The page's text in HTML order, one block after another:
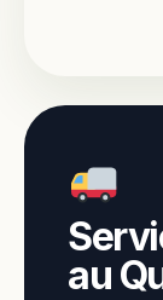
au